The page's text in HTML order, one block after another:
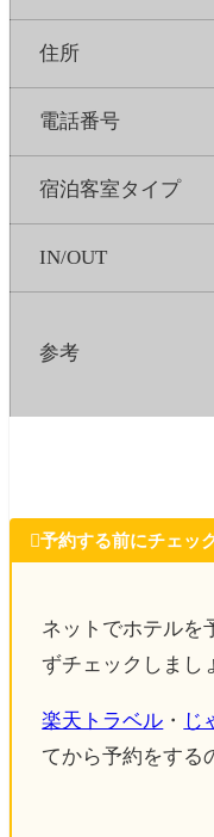
住所
電話番号
宿泊客室タイプ
IN/OUT
参考
予約する前にチェッ
ネットでホテルを
ずチェックしまし
楽天トラベル ・ じ
てから予約をする